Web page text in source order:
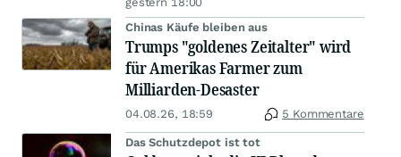
Chinas Käufe bleiben aus
Trumps "goldenes Zeitalter" wird
für Amerikas Farmer zum
Milliarden-Desaster
04.08.26, 18:59 5 Kommentare
Das Schutzdepot ist tot